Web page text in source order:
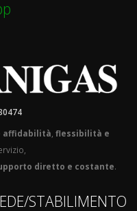
affidabilità flessibilità e
diretto e costante.
STABILIMENTO